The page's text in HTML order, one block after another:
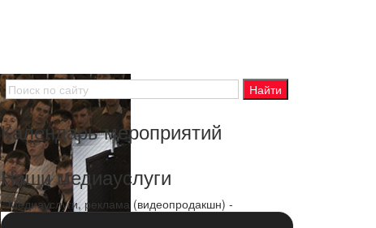
Календарь мероприятий
Наши медиауслуги
- Медиауслуги, реклама (видеопродакшн) -